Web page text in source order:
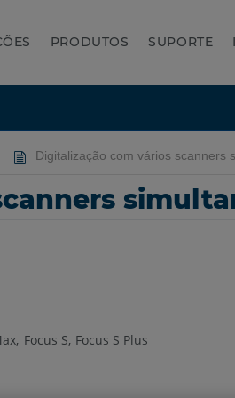
PRODUTOS SUPORTE
Digitalização com vários scanners
Focus S Focus S Plus